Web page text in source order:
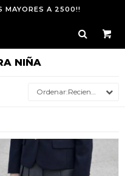
MAYORES A 2500!!
NIÑA
Recientes